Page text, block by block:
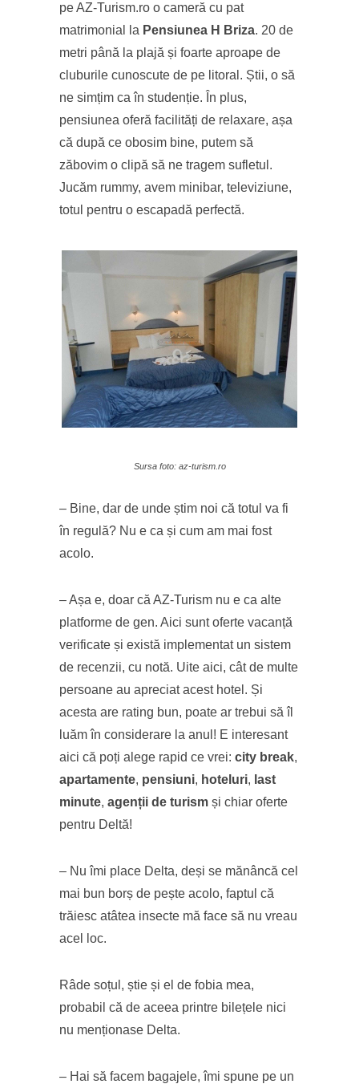
pe AZ-Turism.ro o cameră cu pat
matrimonial la Pensiunea H Briza. 20 de
metri până la plajă și foarte aproape de
cluburile cunoscute de pe litoral. Știi, o să
ne simțim ca în studenție. În plus,
pensiunea oferă facilități de relaxare, așa
că după ce obosim bine, putem să
zăbovim o clipă să ne tragem sufletul.
Jucăm rummy, avem minibar, televiziune,
totul pentru o escapadă perfectă.
Sursa foto: az-turism.ro
– Bine, dar de unde știm noi că totul va fi
în regulă? Nu e ca și cum am mai fost
acolo.
– Așa e, doar că AZ-Turism nu e ca alte
platforme de gen. Aici sunt oferte vacanță
verificate și există implementat un sistem
de recenzii, cu notă. Uite aici, cât de multe
persoane au apreciat acest hotel. Și
acesta are rating bun, poate ar trebui să îl
luăm în considerare la anul! E interesant
aici că poți alege rapid ce vrei: city break,
apartamente, pensiuni, hoteluri, last
minute, agenții de turism și chiar oferte
pentru Deltă!
– Nu îmi place Delta, deși se mănâncă cel
mai bun borș de pește acolo, faptul că
trăiesc atâtea insecte mă face să nu vreau
acel loc.
Râde soțul, știe și el de fobia mea,
probabil că de aceea printre bilețele nici
nu menționase Delta.
– Hai să facem bagajele, îmi spune pe un